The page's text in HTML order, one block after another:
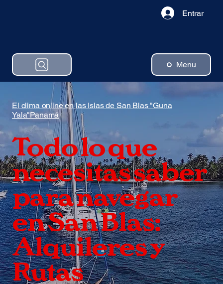
Menu
Entrar
El clima online en las Islas de San Blas "Guna
Yala"Panamá
Todo lo que
necesitas saber
para navegar
en San Blas:
Alquileres y
Rutas